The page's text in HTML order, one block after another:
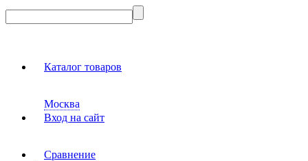
Каталог товаров
Москва
Вход на сайт
Сравнение